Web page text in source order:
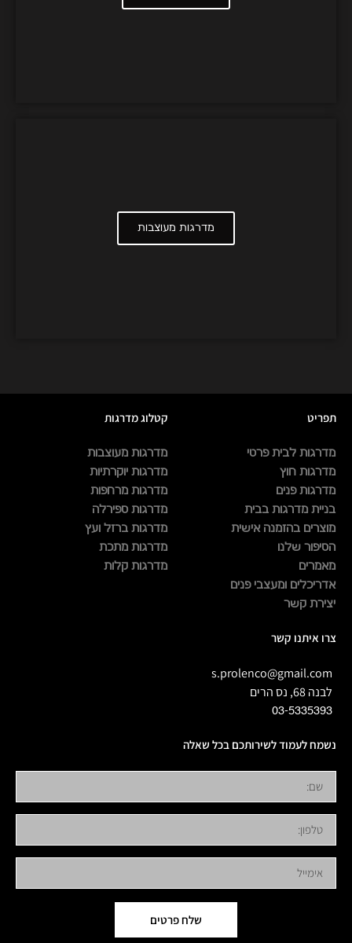
מדרגות מעוצבות
תפריט
מדרגות לבית פרטי
מדרגות חוץ
מדרגות פנים
בניית מדרגות בבית
מוצרים בהזמנה אישית
הסיפור שלנו
מאמרים
אדריכלים ומעצבי פנים
יצירת קשר
קטלוג מדרגות
מדרגות מעוצבות
מדרגות יוקרתיות
מדרגות מרחפות
מדרגות ספירלה
מדרגות ברזל ועץ
מדרגות מתכת
מדרגות קלות
צרו איתנו קשר
s.prolenco@gmail.com
לבנה 68, נס הרים
03-5335393
נשמח לעמוד לשירותכם בכל שאלה
שלח פרטים